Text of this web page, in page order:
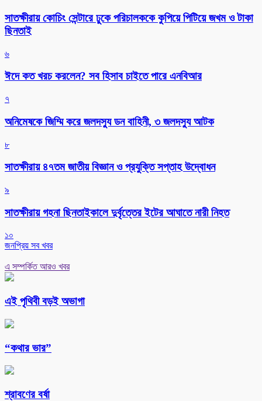
সাতক্ষীরায় কোচিং সেন্টারে ঢুকে পরিচালককে কুপিয়ে পিটিয়ে জখম ও টাকা
ছিনতাই
৬
ঈদে কত খরচ করলেন? সব হিসাব চাইতে পারে এনবিআর
৭
অনিমেষকে জিম্মি করে জলদস্যু ডন বাহিনী, ৩ জলদস্যু আটক
৮
সাতক্ষীরায় ৪৭তম জাতীয় বিজ্ঞান ও প্রযুক্তি সপ্তাহ উদ্বোধন
৯
সাতক্ষীরায় গহনা ছিনতাইকালে দুর্বৃত্তের ইটের আঘাতে নারী নিহত
১০
জনপ্রিয় সব খবর
এ সম্পর্কিত আরও খবর
এই পৃথিবী বড়ই অভাগা
“কথার ভার”
শ্রাবণের বর্ষা